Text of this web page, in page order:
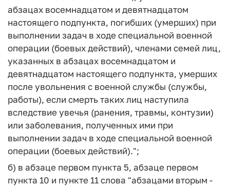
абзацах восемнадцатом и девятнадцатом
настоящего подпункта, погибших (умерших) при
выполнении задач в ходе специальной военной
операции (боевых действий), членами семей лиц,
указанных в абзацах восемнадцатом и
девятнадцатом настоящего подпункта, умерших
после увольнения с военной службы (службы,
работы), если смерть таких лиц наступила
вследствие увечья (ранения, травмы, контузии)
или заболевания, полученных ими при
выполнении задач в ходе специальной военной
операции (боевых действий).";
б) в абзаце первом пункта 5, абзаце первом
пункта 10 и пункте 11 слова "абзацами вторым -